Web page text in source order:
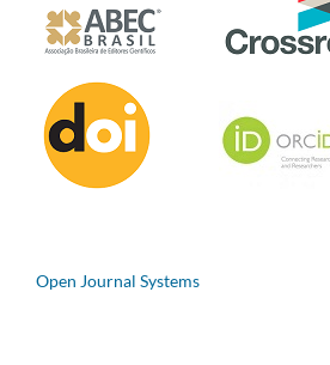
Open Journal Systems